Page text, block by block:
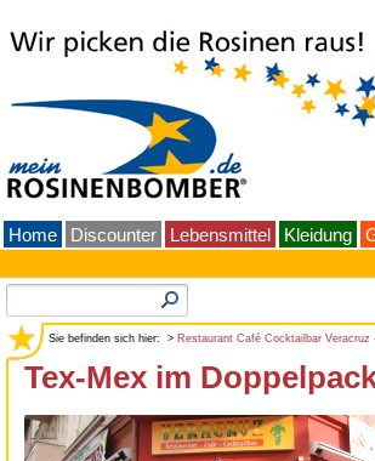
Home Discounter Lebensmittel Kleidung
Sie befinden sich hier: > Restaurant Café Cocktailbar Veracruz
Tex-Mex im